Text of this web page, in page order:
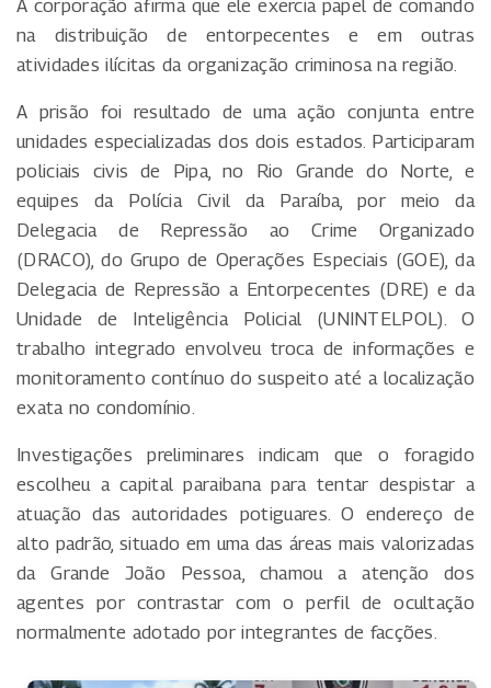
A corporação afirma que ele exercia papel de comando
na distribuição de entorpecentes e em outras
atividades ilícitas da organização criminosa na região.
A prisão foi resultado de uma ação conjunta entre
unidades especializadas dos dois estados. Participaram
policiais civis de Pipa, no Rio Grande do Norte, e
equipes da Polícia Civil da Paraíba, por meio da
Delegacia de Repressão ao Crime Organizado
(DRACO), do Grupo de Operações Especiais (GOE), da
Delegacia de Repressão a Entorpecentes (DRE) e da
Unidade de Inteligência Policial (UNINTELPOL). O
trabalho integrado envolveu troca de informações e
monitoramento contínuo do suspeito até a localização
exata no condomínio.
Investigações preliminares indicam que o foragido
escolheu a capital paraibana para tentar despistar a
atuação das autoridades potiguares. O endereço de
alto padrão, situado em uma das áreas mais valorizadas
da Grande João Pessoa, chamou a atenção dos
agentes por contrastar com o perfil de ocultação
normalmente adotado por integrantes de facções.